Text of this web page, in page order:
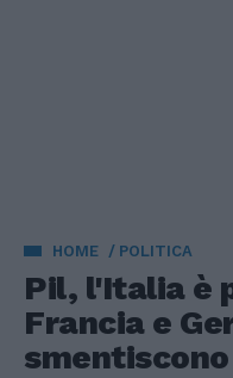
HOME POLITICA
Pil, l'Italia è
Francia e